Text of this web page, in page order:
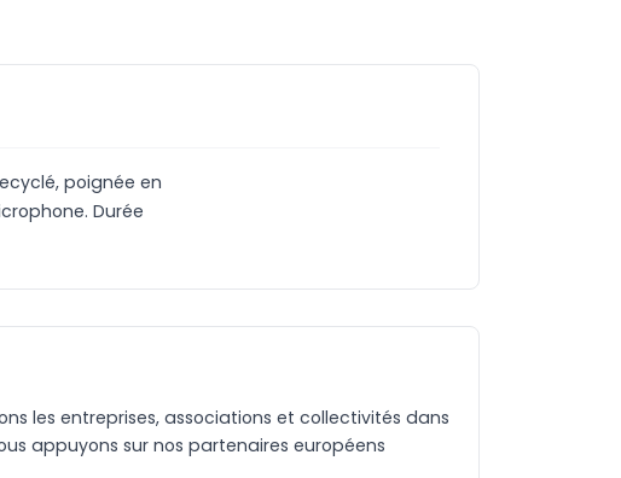
poignée en
Durée
les entreprises, associations et collectivités dans
appuyons sur nos partenaires européens